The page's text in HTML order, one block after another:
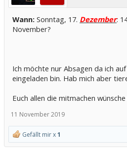
Wann: Sonntag, 17. Dezember:
November?
Ich möchte nur Absagen da ich
eingeladen bin. Hab mich aber
Euch allen die mitmachen
11 November 2019
Gefällt mir x1